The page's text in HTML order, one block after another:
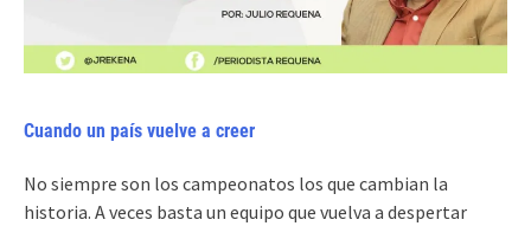
Cuando un país vuelve a creer
No siempre son los campeonatos los que cambian la
historia. A veces basta un equipo que vuelva a despertar